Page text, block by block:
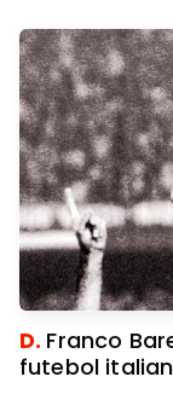
D. Franco
futebol